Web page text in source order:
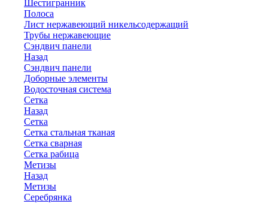
Шестигранник
Полоса
Лист нержавеющий никельсодержащий
Трубы нержавеющие
Сэндвич панели
Назад
Сэндвич панели
Доборные элементы
Водосточная система
Сетка
Назад
Сетка
Сетка стальная тканая
Сетка сварная
Сетка рабица
Метизы
Назад
Метизы
Серебрянка